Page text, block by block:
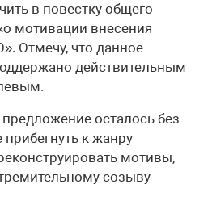
в повестку общего
мотивации внесения
Отмечу, что данное
действительным
осталось без
к жанру
мотивы,
созыву